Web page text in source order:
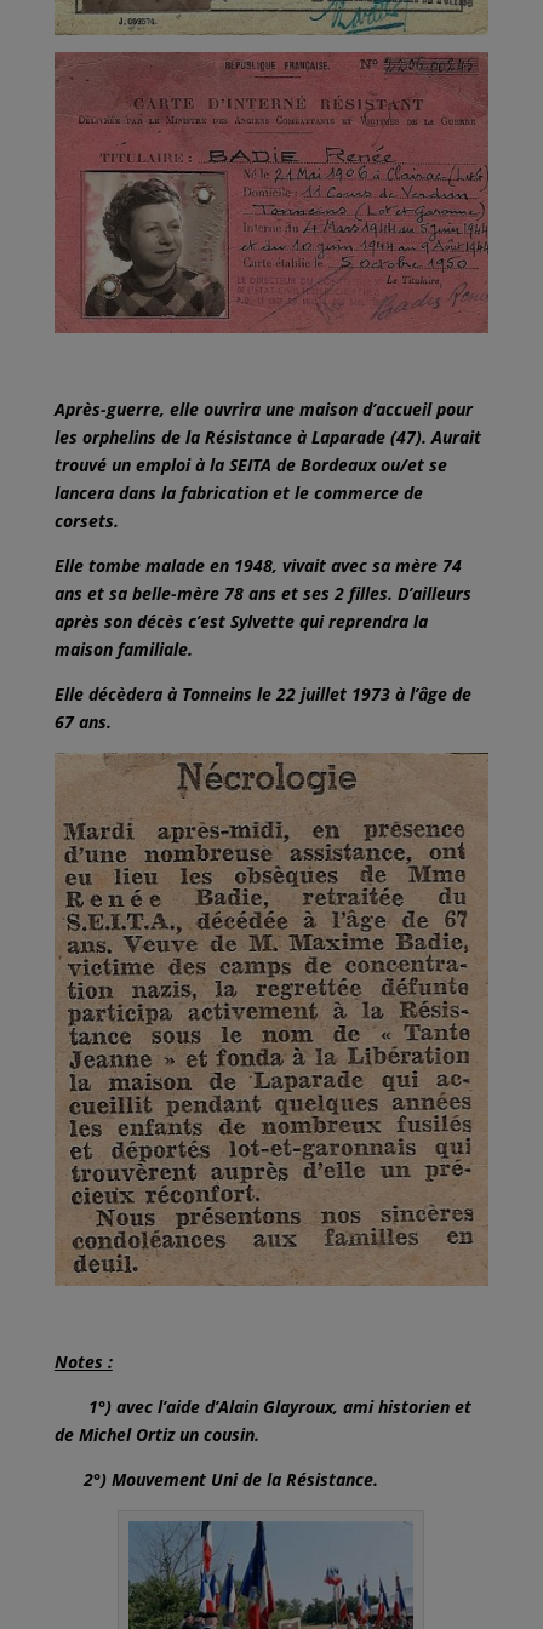
Après-guerre, elle ouvrira une maison d’accueil pour
les orphelins de la Résistance à Laparade (47). Aurait
trouvé un emploi à la SEITA de Bordeaux ou/et se
lancera dans la fabrication et le commerce de
corsets.
Elle tombe malade en 1948, vivait avec sa mère 74
ans et sa belle-mère 78 ans et ses 2 filles. D’ailleurs
après son décès c’est Sylvette qui reprendra la
maison familiale.
Elle décèdera à Tonneins le 22 juillet 1973 à l’âge de
67 ans.
Notes :
1°) avec l’aide d’Alain Glayroux, ami historien et
de Michel Ortiz un cousin.
2°) Mouvement Uni de la Résistance.